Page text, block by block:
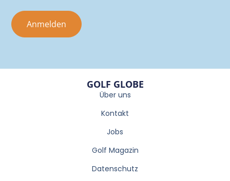
GOLF GLOBE
Über uns
Kontakt
Jobs
Golf Magazin
Datenschutz